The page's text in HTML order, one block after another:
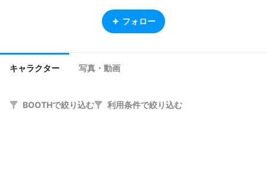
フォロー
キャラクター 写真・動画
BOOTHで絞り込む 利用条件で絞り込む